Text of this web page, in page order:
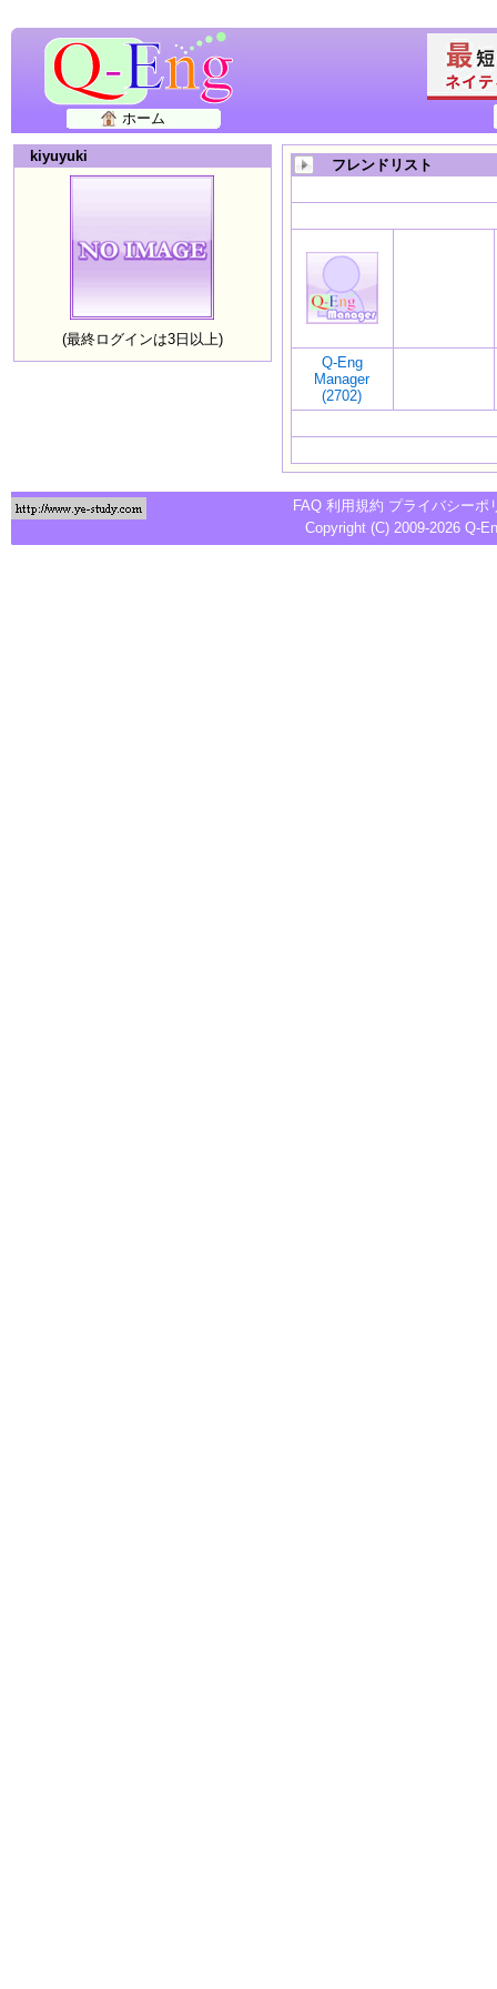
ホーム
kiyuyuki
(最終ログインは3日以上)
フレンドリスト
Q-Eng
Manager
(2702)
FAQ 利用規約 プライバシーポ
Copyright (C) 2009-2026 Q-